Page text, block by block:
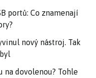
portů: Co znamenají
nový nástroj. Tak
dovolenou? Tohle